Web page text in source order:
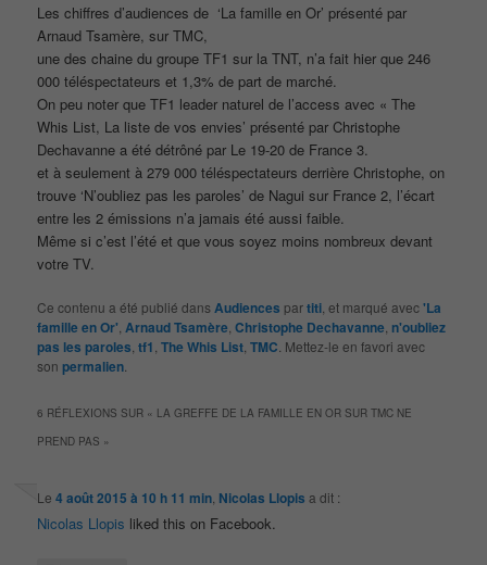
Les chiffres d’audiences de ‘La famille en Or’ présenté par
Arnaud Tsamère, sur TMC,
une des chaine du groupe TF1 sur la TNT, n’a fait hier que 246
000 téléspectateurs et 1,3% de part de marché.
On peu noter que TF1 leader naturel de l’access avec « The
Whis List, La liste de vos envies’ présenté par Christophe
Dechavanne a été détrôné par Le 19-20 de France 3.
et à seulement à 279 000 téléspectateurs derrière Christophe, on
trouve ‘N’oubliez pas les paroles’ de Nagui sur France 2, l’écart
entre les 2 émissions n’a jamais été aussi faible.
Même si c’est l’été et que vous soyez moins nombreux devant
votre TV.
Ce contenu a été publié dansAudiences partiti , et marqué avec'La
famille en Or' Arnaud Tsamère ,Christophe Dechavanne n'oubliez
pas les paroles ,tf1 ,The Whis List ,TMC . Mettez-le en favori avec
sonpermalien
6 RÉFLEXIONS SUR « LA GREFFE DE LA FAMILLE EN OR SUR TMC NE
PREND PAS »
Le4 août 2015 à 10 h 11 min Nicolas Llopis a dit :
Nicolas Llopis liked this on Facebook.